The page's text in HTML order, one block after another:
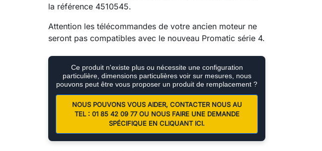
la référence 4510545.
Attention les télécommandes de votre ancien moteur ne
seront pas compatibles avec le nouveau Promatic série 4.
Ce produit n'existe plus ou nécessite une configuration
particulière, dimensions particulières voir sur mesures, nous
pouvons peut être vous proposer un produit de remplacement ?
NOUS POUVONS VOUS AIDER, CONTACTER NOUS AU
TEL : 01 85 42 09 77 OU NOUS FAIRE UNE DEMANDE
SPÉCIFIQUE EN CLIQUANT ICI.